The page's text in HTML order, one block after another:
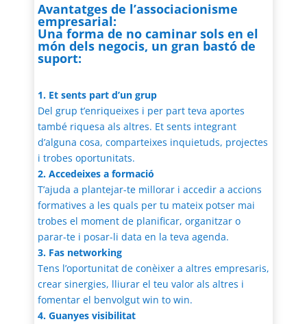
Avantatges de l’associacionisme
empresarial:
Una forma de no caminar sols en el
món dels negocis, un gran bastó de
suport:
1. Et sents part d’un grup
Del grup t’enriqueixes i per part teva aportes
també riquesa als altres. Et sents integrant
d’alguna cosa, comparteixes inquietuds, projectes
i trobes oportunitats.
2. Accedeixes a formació
T’ajuda a plantejar-te millorar i accedir a accions
formatives a les quals per tu mateix potser mai
trobes el moment de planificar, organitzar o
parar-te i posar-li data en la teva agenda.
3. Fas networking
Tens l’oportunitat de conèixer a altres empresaris,
crear sinergies, lliurar el teu valor als altres i
fomentar el benvolgut win to win.
4. Guanyes visibilitat